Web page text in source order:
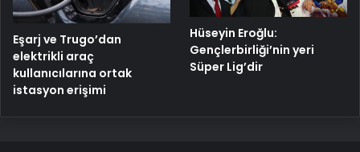
Eşarj ve Trugo’dan
elektrikli araç
kullanıcılarına ortak
istasyon erişimi
Hüseyin Eroğlu:
Gençlerbirliği’nin yeri
Süper Lig’dir